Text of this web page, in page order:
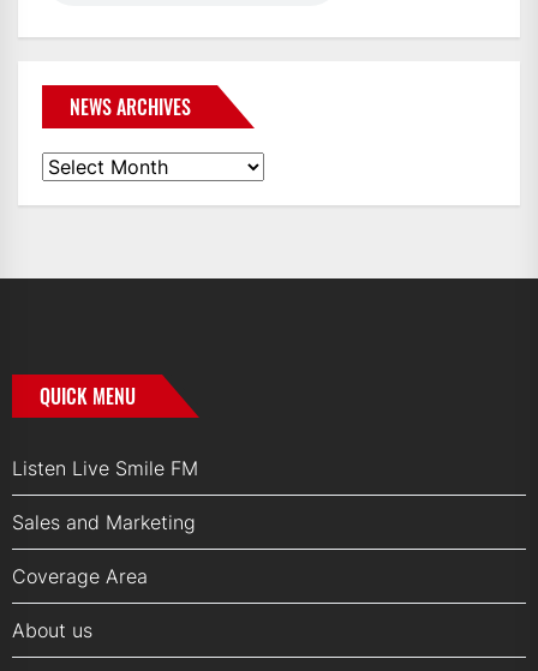
NEWS ARCHIVES
News
QUICK MENU
Listen Live Smile FM
Sales and Marketing
Coverage Area
About us